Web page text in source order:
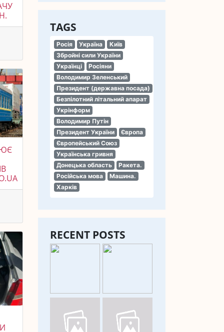
TAGS
Росія Україна
Київ
Збройні сили України
Українці
Росіяни
Володимир Зеленський
Президент (державна посада)
Безпілотний літальний апарат
Укрінформ
Володимир Путін
Президент України
Європа
Європейський Союз
Українська гривня
Донецька область
Ракета.
Російська мова
Машина.
Харків
RECENT POSTS